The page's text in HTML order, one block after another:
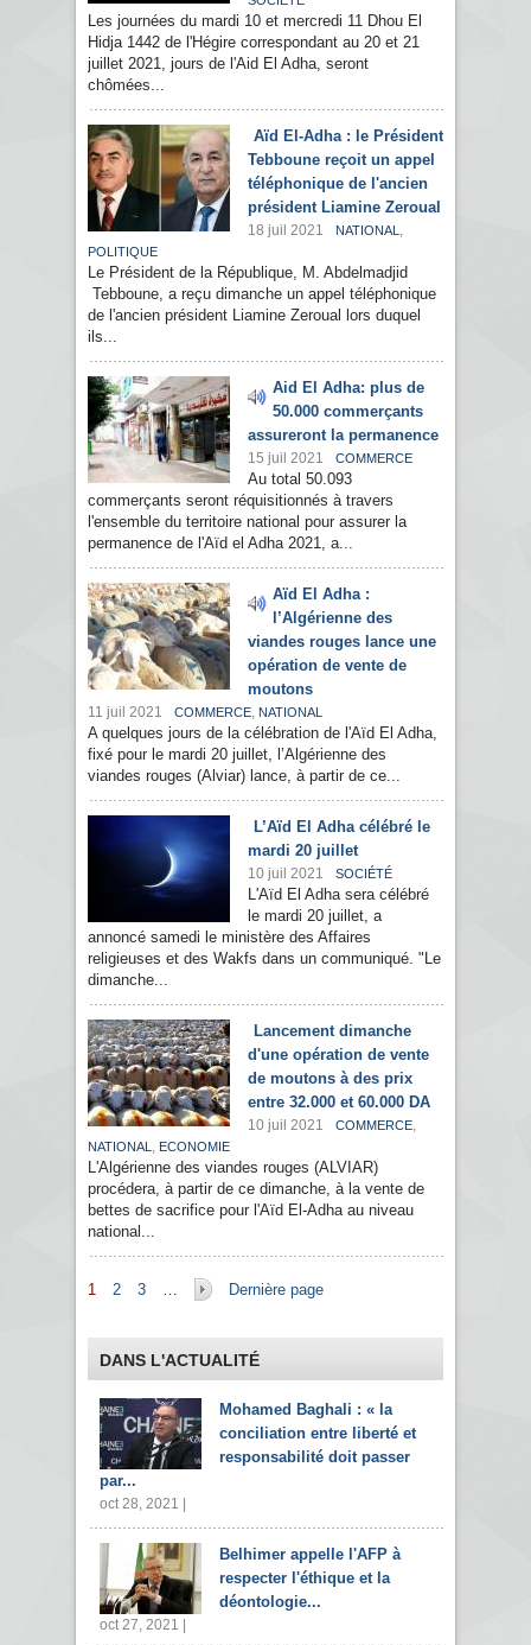
Les journées du mardi 10 et mercredi 11 Dhou El
Hidja 1442 de l'Hégire correspondant au 20 et 21
juillet 2021, jours de l'Aid El Adha, seront
chômées...
Aïd El-Adha : le Président
Tebboune reçoit un appel
téléphonique de l'ancien
président Liamine Zeroual
18 juil 2021 NATIONAL ,
POLITIQUE
Le Président de la République, M. Abdelmadjid
Tebboune, a reçu dimanche un appel téléphonique
de l'ancien président Liamine Zeroual lors duquel
ils...
Aid El Adha: plus de
50.000 commerçants
assureront la permanence
15 juil 2021 COMMERCE
Au total 50.093
commerçants seront réquisitionnés à travers
l'ensemble du territoire national pour assurer la
permanence de l'Aïd el Adha 2021, a...
Aïd El Adha :
l’Algérienne des
viandes rouges lance une
opération de vente de
moutons
11 juil 2021 COMMERCE, NATIONAL
A quelques jours de la célébration de l'Aïd El Adha,
fixé pour le mardi 20 juillet, l’Algérienne des
viandes rouges (Alviar) lance, à partir de ce...
L’Aïd El Adha célébré le
mardi 20 juillet
10 juil 2021 SOCIÉTÉ
L'Aïd El Adha sera célébré
le mardi 20 juillet, a
annoncé samedi le ministère des Affaires
religieuses et des Wakfs dans un communiqué. "Le
dimanche...
Lancement dimanche
d'une opération de vente
de moutons à des prix
entre 32.000 et 60.000 DA
10 juil 2021 COMMERCE,
NATIONAL , ECONOMIE
L'Algérienne des viandes rouges (ALVIAR)
procédera, à partir de ce dimanche, à la vente de
bettes de sacrifice pour l'Aïd El-Adha au niveau
national...
Pages
1 2 3 … Dernière page
DANS L'ACTUALITÉ
Mohamed Baghali : « la
conciliation entre liberté et
responsabilité doit passer
par...
oct 28, 2021 |
Belhimer appelle l'AFP à
respecter l'éthique et la
déontologie...
oct 27, 2021 |